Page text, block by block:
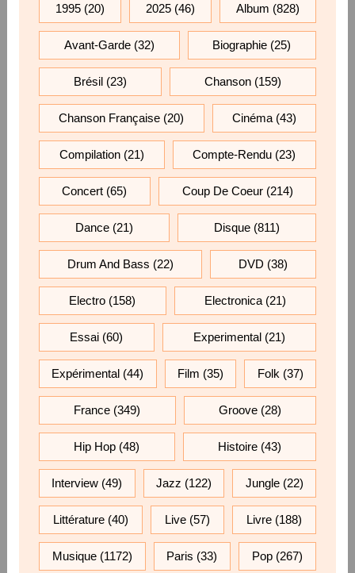
1995(20) 2025 (46) Album (828)
Avant-Garde(32) Biographie (25)
Brésil(23) Chanson (159)
Chanson Française (20) Cinéma(43)
Compilation(21) Compte-Rendu (23)
Concert (65) Coup De Coeur(214)
Dance(21) Disque (811)
Drum And Bass (22) DVD (38)
Electro (158) Electronica(21)
Essai (60) Experimental(21)
Expérimental (44) Film (35) Folk (37)
France (349) Groove(28)
Hip Hop (48) Histoire(43)
Interview (49) Jazz (122) Jungle(22)
Littérature(40) Live (57) Livre (188)
Musique(1172) Paris (33) Pop (267)